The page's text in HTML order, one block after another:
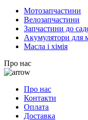
Мотозапчастини
Велозапчастини
Запчастини до
Акумулятори для
Масла і хімія
Про нас
Про нас
Контакти
Оплата
Доставка